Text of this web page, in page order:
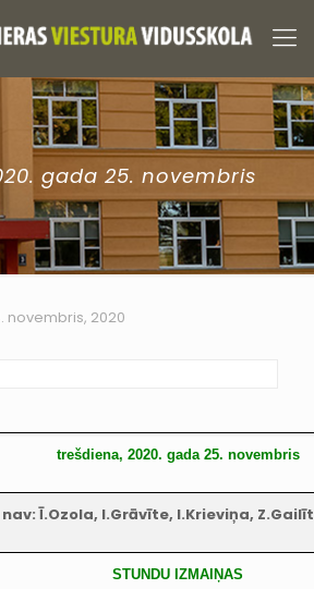
gada 25. novembris
novembris, 2020
trešdiena, 2020. gada 25. novembris
Ī.Ozola, I.Grāvīte, I.Krieviņa,
STUNDU IZMAIŅAS